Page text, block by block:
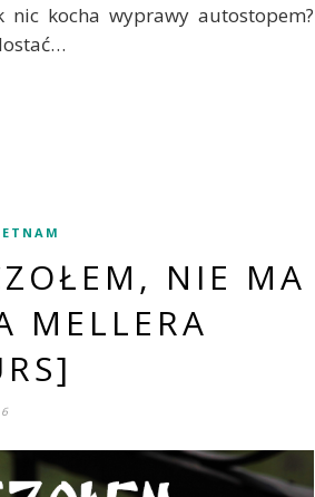
kocha wyprawy autostopem?
NIE MA
MELLERA